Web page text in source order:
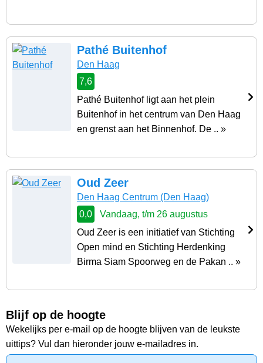
Pathé Buitenhof
Den Haag
7,6
Pathé Buitenhof ligt aan het plein
Buitenhof in het centrum van Den Haag
en grenst aan het Binnenhof. De .. »
Oud Zeer
Den Haag Centrum (Den Haag)
0,0
Vandaag, t/m 26 augustus
Oud Zeer is een initiatief van Stichting
Open mind en Stichting Herdenking
Birma Siam Spoorweg en de Pakan .. »
Blijf op de hoogte
Wekelijks per e-mail op de hoogte blijven van de leukste
uittips? Vul dan hieronder jouw e-mailadres in.